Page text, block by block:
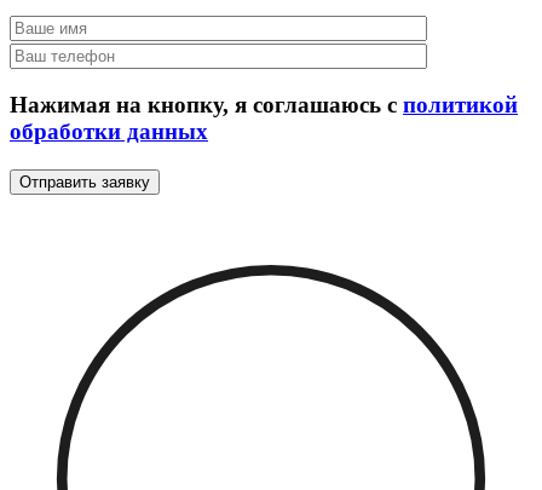
Нажимая на кнопку, я соглашаюсь с политикой
обработки данных